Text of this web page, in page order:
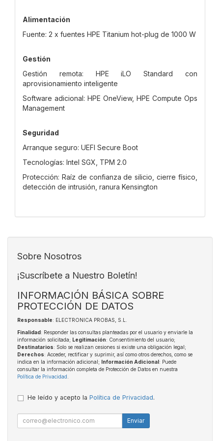
Alimentación
Fuente: 2 x fuentes HPE Titanium hot-plug de 1000 W
Gestión
Gestión remota: HPE iLO Standard con
aprovisionamiento inteligente
Software adicional: HPE OneView, HPE Compute Ops
Management
Seguridad
Arranque seguro: UEFI Secure Boot
Tecnologías: Intel SGX, TPM 2.0
Protección: Raíz de confianza de silicio, cierre físico,
detección de intrusión, ranura Kensington
Sobre Nosotros
¡Suscríbete a Nuestro Boletín!
INFORMACIÓN BÁSICA SOBRE
PROTECCIÓN DE DATOS
Responsable: ELECTRONICA PROBAS, S.L.
Finalidad: Responder las consultas planteadas por el usuario y enviarle la
información solicitada; Legitimación: Consentimiento del usuario;
Destinatarios: Solo se realizan cesiones si existe una obligación legal;
Derechos: Acceder, rectificar y suprimir, así como otros derechos, como se
indica en la información adicional; Información Adicional: Puede
consultar la información completa de Protección de Datos en nuestra
Política de Privacidad
He leído y acepto la Política de Privacidad.
Enviar